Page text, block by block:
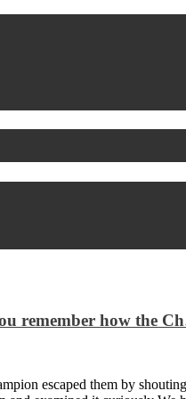
remember how the
escaped them by